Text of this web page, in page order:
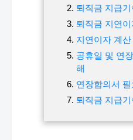
퇴직금 지급
퇴직금 지연이
지연이자 계산
공휴일 및 연
해
연장합의서 필
퇴직금 지급